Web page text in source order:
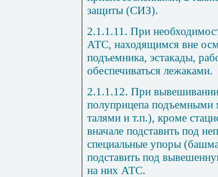
защиты (СИЗ).
2.1.1.11. При
АТС, находящимся вне
подъемника, эстакады,
обеспечиваться лежаками.
2.1.1.12. При
полуприцепа подъемными
талями и т.п.), кроме
вначале подставить под
специальные упоры
подставить под
на них АТС.